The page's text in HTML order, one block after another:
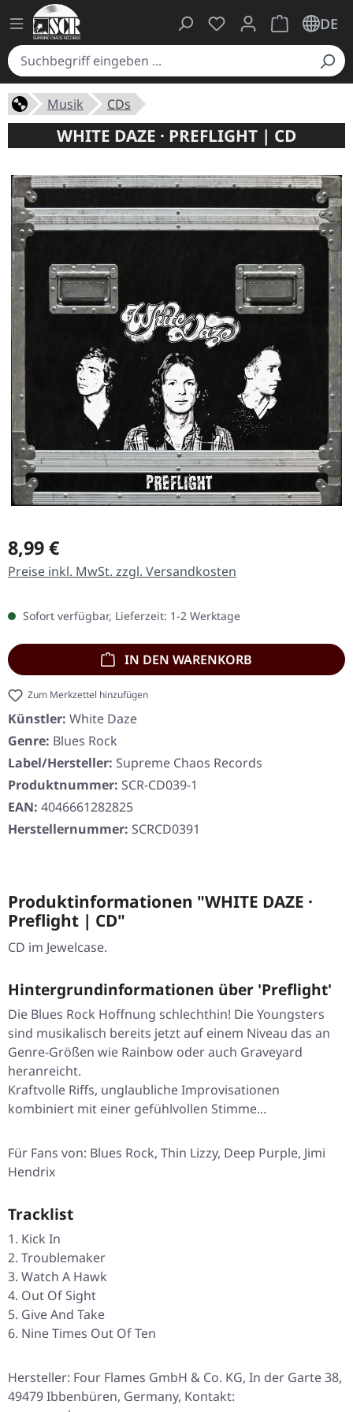
Du hast 0 Produkte
Warenkorb
DE
Musik CDs
WHITE DAZE · PREFLIGHT | CD
Regulärer Preis:
8,99 €
Preise inkl. MwSt. zzgl. Versandkosten
Sofort verfügbar, Lieferzeit: 1-2 Werktage
IN DEN WARENKORB
Zum Merkzettel hinzufügen
Künstler: White Daze
Genre: Blues Rock
Label/Hersteller: Supreme Chaos Records
Produktnummer: SCR-CD039-1
EAN: 4046661282825
Herstellernummer: SCRCD0391
Produktinformationen "WHITE DAZE ·
Preflight | CD"
CD im Jewelcase.
Hintergrundinformationen über 'Preflight'
Die Blues Rock Hoffnung schlechthin! Die Youngsters
sind musikalisch bereits jetzt auf einem Niveau das an
Genre-Größen wie Rainbow oder auch Graveyard
heranreicht.
Kraftvolle Riffs, unglaubliche Improvisationen
kombiniert mit einer gefühlvollen Stimme...
Für Fans von: Blues Rock, Thin Lizzy, Deep Purple, Jimi
Hendrix
Tracklist
Kick In
Troublemaker
Watch A Hawk
Out Of Sight
Give And Take
Nine Times Out Of Ten
Hersteller: Four Flames GmbH & Co. KG, In der Garte 38,
49479 Ibbenbüren, Germany, Kontakt: